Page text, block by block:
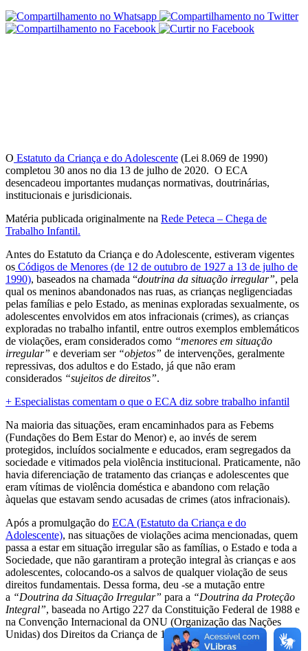
O Estatuto da Criança e do Adolescente (Lei 8.069 de 1990)
completou 30 anos no dia 13 de julho de 2020. O ECA
desencadeou importantes mudanças normativas, doutrinárias,
institucionais e jurisdicionais.
Matéria publicada originalmente na Rede Peteca – Chega de
Trabalho Infantil.
Antes do Estatuto da Criança e do Adolescente, estiveram vigentes
os Códigos de Menores (de 12 de outubro de 1927 a 13 de julho de
1990), baseados na chamada “doutrina da situação irregular”, pela
qual os meninos abandonados nas ruas, as crianças negligenciadas
pelas famílias e pelo Estado, as meninas exploradas sexualmente, os
adolescentes envolvidos em atos infracionais (crimes), as crianças
exploradas no trabalho infantil, entre outros exemplos emblemáticos
de violações, eram considerados como “menores em situação
irregular” e deveriam ser “objetos” de intervenções, geralmente
repressivas, dos adultos e do Estado, já que não eram
considerados “sujeitos de direitos”.
+ Especialistas comentam o que o ECA diz sobre trabalho infantil
Na maioria das situações, eram encaminhados para as Febems
(Fundações do Bem Estar do Menor) e, ao invés de serem
protegidos, incluídos socialmente e educados, eram segregados da
sociedade e vitimados pela violência institucional. Praticamente, não
havia diferenciação de tratamento das crianças e adolescentes que
eram vítimas de violência doméstica e abandono com relação
àquelas que estavam sendo acusadas de crimes (atos infracionais).
Após a promulgação do ECA (Estatuto da Criança e do
Adolescente), nas situações de violações acima mencionadas, quem
passa a estar em situação irregular são as famílias, o Estado e toda a
Sociedade, que não garantiram a proteção integral às crianças e aos
adolescentes, colocando-os a salvos de qualquer violação de seus
direitos fundamentais. Dessa forma, deu -se a mutação entre
a “Doutrina da Situação Irregular” para a “Doutrina da Proteção
Integral”, baseada no Artigo 227 da Constituição Federal de 1988 e
na Convenção Internacional da ONU (Organização das Nações
Unidas) dos Direitos da Criança de 1989.